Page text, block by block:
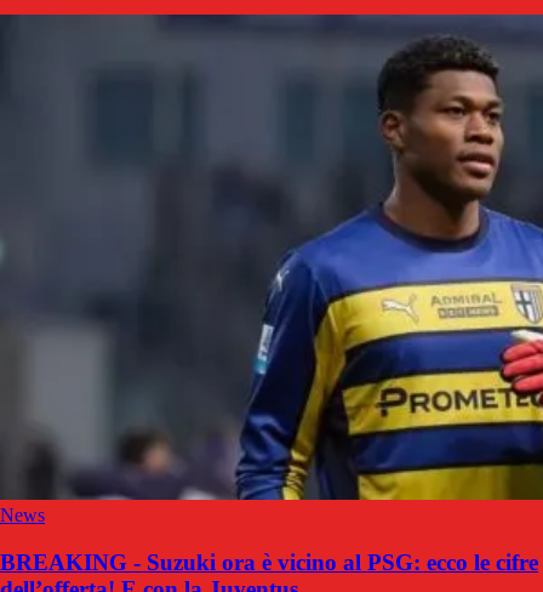
News
BREAKING - Suzuki ora è vicino al PSG: ecco le cifre